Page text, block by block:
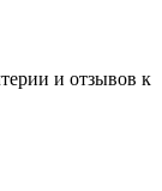
и отзывов к